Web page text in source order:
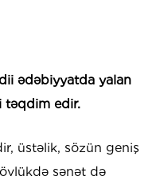
ədəbiyyatda yalan
təqdim edir.
üstəlik, sözün geniş
sənət də